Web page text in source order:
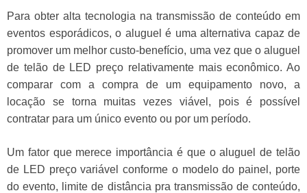
Para obter alta tecnologia na transmissão de conteúdo em
eventos esporádicos, o aluguel é uma alternativa capaz de
promover um melhor custo-benefício, uma vez que o aluguel
de telão de LED preço relativamente mais econômico. Ao
comparar com a compra de um equipamento novo, a
locação se torna muitas vezes viável, pois é possível
contratar para um único evento ou por um período.
Um fator que merece importância é que o aluguel de telão
de LED preço variável conforme o modelo do painel, porte
do evento, limite de distância pra transmissão de conteúdo,